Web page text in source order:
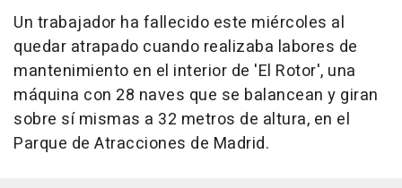
Un trabajador ha fallecido este miércoles al
quedar atrapado cuando realizaba labores de
mantenimiento en el interior de 'El Rotor', una
máquina con 28 naves que se balancean y giran
sobre sí mismas a 32 metros de altura, en el
Parque de Atracciones de Madrid.